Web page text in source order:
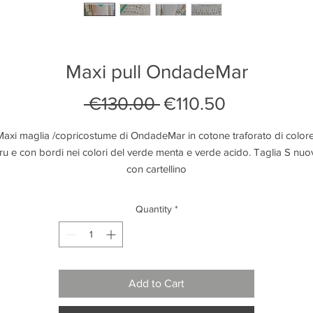
Maxi pull OndadeMar
€130.00 Regular
€110.50
maglia /copricostume di OndadeMar in cotone traforato di
e con bordi nei colori del verde menta e verde acido. Taglia S
con cartellino
Quantity *
Add to Cart